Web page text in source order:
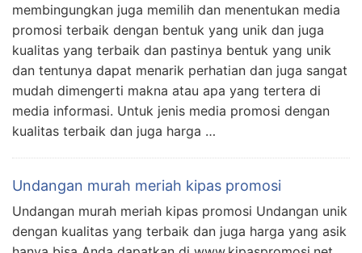
membingungkan juga memilih dan menentukan media
promosi terbaik dengan bentuk yang unik dan juga
kualitas yang terbaik dan pastinya bentuk yang unik
dan tentunya dapat menarik perhatian dan juga sangat
mudah dimengerti makna atau apa yang tertera di
media informasi. Untuk jenis media promosi dengan
kualitas terbaik dan juga harga …
Undangan murah meriah kipas promosi
Undangan murah meriah kipas promosi Undangan unik
dengan kualitas yang terbaik dan juga harga yang asik